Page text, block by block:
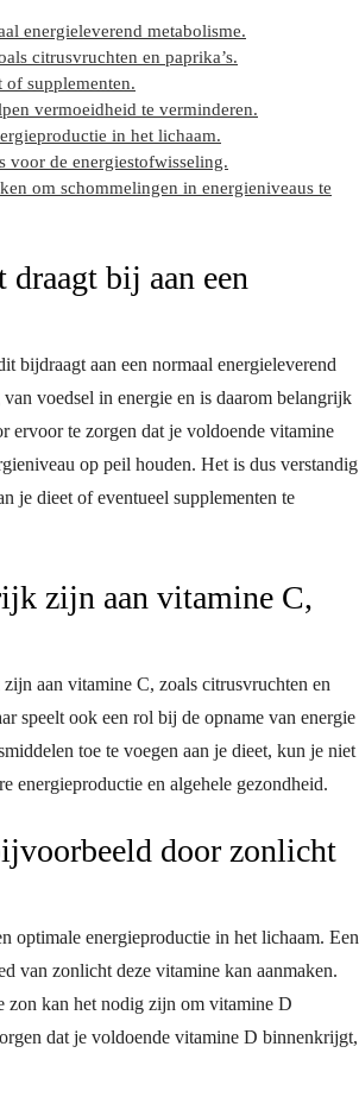
energieleverend metabolisme.
citrusvruchten en paprika’s.
supplementen.
vermoeidheid te verminderen.
in het lichaam.
voor de energiestofwisseling.
om schommelingen in energieniveaus te
bij aan een
bijdraagt aan een normaal energieleverend
voedsel in energie en is daarom belangrijk
ervoor te zorgen dat je voldoende vitamine
op peil houden. Het is dus verstandig
je dieet of eventueel supplementen te
zijn aan vitamine C,
aan vitamine C, zoals citrusvruchten en
speelt ook een rol bij de opname van energie
toe te voegen aan je dieet, kun je niet
energieproductie en algehele gezondheid.
door zonlicht
optimale energieproductie in het lichaam. Een
van zonlicht deze vitamine kan aanmaken.
zon kan het nodig zijn om vitamine D
dat je voldoende vitamine D binnenkrijgt,